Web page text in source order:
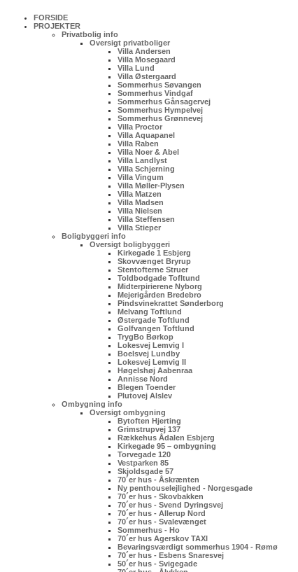
FORSIDE
PROJEKTER
Privatbolig info
Oversigt privatboliger
Villa Andersen
Villa Mosegaard
Villa Lund
Villa Østergaard
Sommerhus Søvangen
Sommerhus Vindgaf
Sommerhus Gånsagervej
Sommerhus Hympelvej
Sommerhus Grønnevej
Villa Proctor
Villa Aquapanel
Villa Raben
Villa Noer & Abel
Villa Landlyst
Villa Schjerning
Villa Vingum
Villa Møller-Plysen
Villa Matzen
Villa Madsen
Villa Nielsen
Villa Steffensen
Villa Stieper
Boligbyggeri info
Oversigt boligbyggeri
Kirkegade 1 Esbjerg
Skovvænget Bryrup
Stentofterne Struer
Toldbodgade Tofltund
Midterpirierene Nyborg
Mejerigården Bredebro
Pindsvinekrattet Sønderborg
Melvang Toftlund
Østergade Toftlund
Golfvangen Toftlund
TrygBo Børkop
Lokesvej Lemvig I
Boelsvej Lundby
Lokesvej Lemvig II
Høgelshøj Aabenraa
Annisse Nord
Blegen Toender
Plutovej Alslev
Ombygning info
Oversigt ombygning
Bytoften Hjerting
Grimstrupvej 137
Rækkehus Ådalen Esbjerg
Kirkegade 95 – ombygning
Torvegade 120
Vestparken 85
Skjoldsgade 57
70´er hus - Åskrænten
Ny penthouselejlighed - Norgesgade
70´er hus - Skovbakken
70´er hus - Svend Dyringsvej
70´er hus - Allerup Nord
70´er hus - Svalevænget
Sommerhus - Ho
70´er hus Agerskov TAXI
Bevaringsværdigt sommerhus 1904 - Rømø
70´er hus - Esbens Snaresvej
50´er hus - Svigegade